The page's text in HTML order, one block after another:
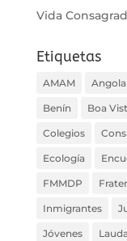
Vida
Etiquetas
AMAM Angola
Benín Boa
Colegios
Ecología
FMMDP
Inmigrantes
Jóvenes